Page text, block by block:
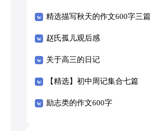
精选描写秋天的作文600字三篇
赵氏孤儿观后感
关于高三的日记
【精选】初中周记集合七篇
励志类的作文600字